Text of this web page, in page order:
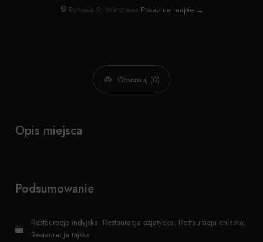
Ryżowa 9, Warszawa Pokaż na mapie →
Obserwuj (0)
Opis miejsca
Podsumowanie
Restauracja indyjska, Restauracja azjatycka, Restauracja chińska,
Restauracja tajska